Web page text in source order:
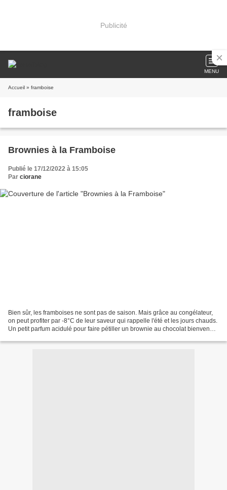
Publicité
MENU
Accueil » framboise
framboise
Brownies à la Framboise
Publié le 17/12/2022 à 15:05
Par ciorane
Bien sûr, les framboises ne sont pas de saison. Mais grâce au congélateur,
on peut profiter par -8°C de leur saveur qui rappelle l'été et les jours chauds.
Un petit parfum acidulé pour faire pétiller un brownie au chocolat bienvenu